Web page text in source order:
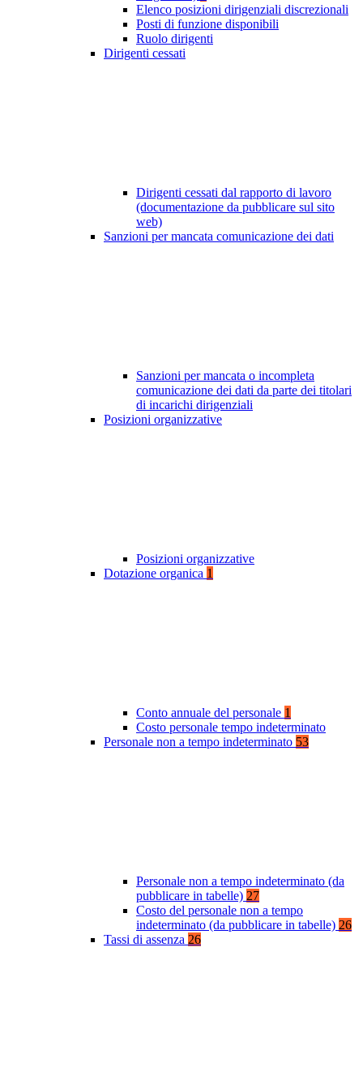
Elenco posizioni dirigenziali discrezionali
Posti di funzione disponibili
Ruolo dirigenti
Dirigenti cessati
Dirigenti cessati dal rapporto di lavoro
(documentazione da pubblicare sul sito
web)
Sanzioni per mancata comunicazione dei dati
Sanzioni per mancata o incompleta
comunicazione dei dati da parte dei titolari
di incarichi dirigenziali
Posizioni organizzative
Posizioni organizzative
Dotazione organica 1
Conto annuale del personale 1
Costo personale tempo indeterminato
Personale non a tempo indeterminato 53
Personale non a tempo indeterminato (da
pubblicare in tabelle) 27
Costo del personale non a tempo
indeterminato (da pubblicare in tabelle) 26
Tassi di assenza 26